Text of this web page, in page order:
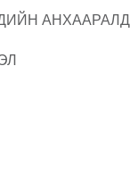
АНХААРАЛД